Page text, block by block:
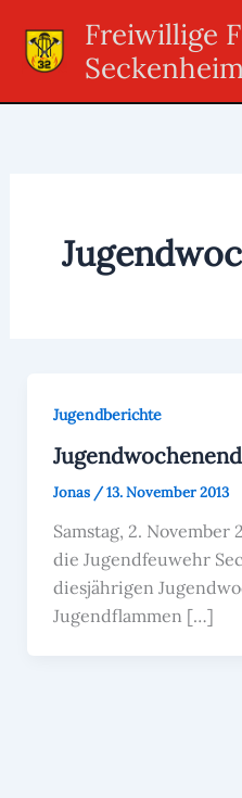
Inhalt
springen
Freiwillige
Jugendberichte
Jonas /13. November 2013
Samstag, 2. November
die Jugendfeuwehr
diesjährigen
Jugendflammen […]